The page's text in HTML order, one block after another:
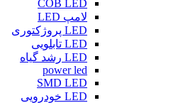
COB LED
لامپ LED
LED پروژکتوری
LED تابلویی
LED رشد گیاه
power led
SMD LED
LED خودرویی